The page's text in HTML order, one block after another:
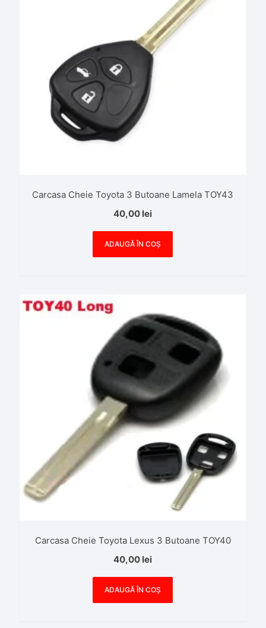
Carcasa Cheie Toyota 3 Butoane Lamela TOY43
40,00 lei
ADAUGĂ ÎN COȘ
Carcasa Cheie Toyota Lexus 3 Butoane TOY40
40,00 lei
ADAUGĂ ÎN COȘ